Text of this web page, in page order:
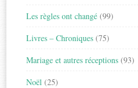
Les règles ont changé (99)
Livres – Chroniques (75)
Mariage et autres réceptions (93)
Noël (25)